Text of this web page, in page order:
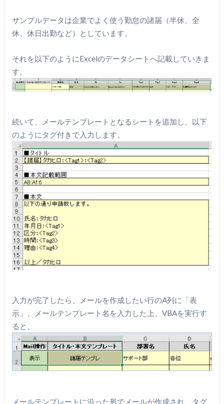
サンプルデータは企業でよく使う勤怠の諸届（半休、全
休、休日出勤など）としています。
それを以下のようにExcelのデータシートへ記載していきま
す。
続いて、メールテンプレートとなるシートを追加し、以下
のようにタグ付きで入力します。
入力が完了したら、メールを作成したい行のA列に「表
示」、メールテンプレート名を入力した上、VBAを実行す
ると、
メールテンプレートに沿った形でメールが作成され、タグ